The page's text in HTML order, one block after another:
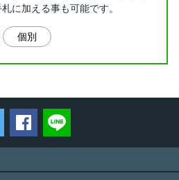
に加える事も可能です。
個別
ツイートするFacebookでシェアする